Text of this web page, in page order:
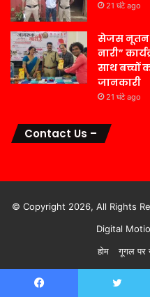
21 घंटे ago
सेजस नूतन
नारी”
साथ बच्चों
जानकारी
21 घंटे ago
Contact Us –
© Copyright 2026, All Rights
Digital
होम
गूगल पर